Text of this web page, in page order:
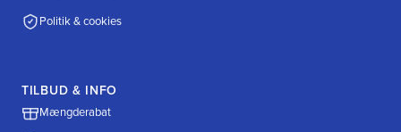
Politik & cookies
TILBUD & INFO
Mængderabat